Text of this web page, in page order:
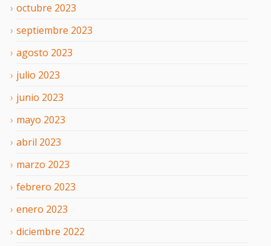
octubre 2023
septiembre 2023
agosto 2023
julio 2023
junio 2023
mayo 2023
abril 2023
marzo 2023
febrero 2023
enero 2023
diciembre 2022